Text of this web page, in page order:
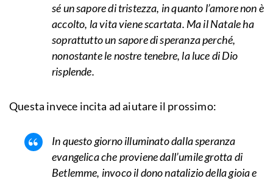
sé un sapore di tristezza, in quanto l’amore non è
accolto, la vita viene scartata. Ma il Natale ha
soprattutto un sapore di speranza perché,
nonostante le nostre tenebre, la luce di Dio
risplende.
Questa invece incita ad aiutare il prossimo:
In questo giorno illuminato dalla speranza
evangelica che proviene dall’umile grotta di
Betlemme, invoco il dono natalizio della gioia e